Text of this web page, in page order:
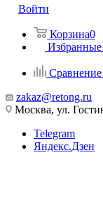
Войти
Корзина0
Сравнение
zakaz@retong.ru
Москва, ул.
Telegram
Яндекс.Дзен